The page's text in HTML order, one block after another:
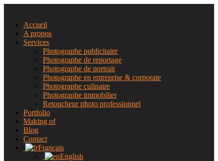
Accueil
A propos
Services
Photographe publicitaire
Photographe de reportage
Photographe de portrait
Photographe en entreprise & corporate
Photographe culinaire
Photographe immobilier
Retoucheur photo professionnel
Portfolio
Making of
Blog
Contact
Français
English